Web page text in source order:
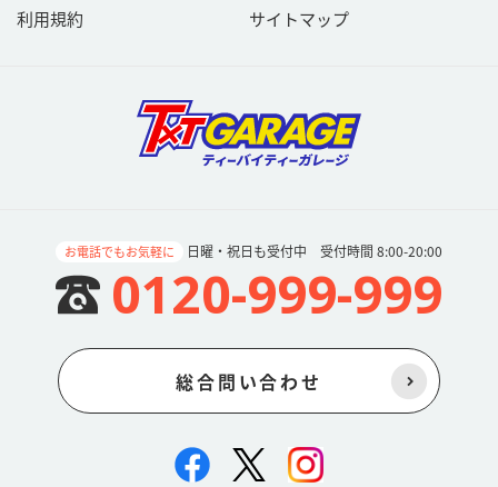
お電話でもお気軽に 日曜・祝日も受付中 受付時間 8:00-20:00
0120-999-999
総合問い合わせ
利用規約 サイトマップ